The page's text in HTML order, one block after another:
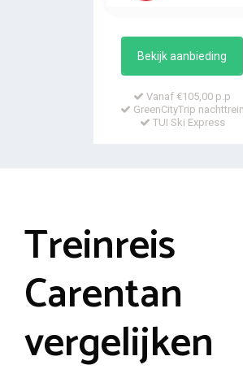
Bekijk aanbieding
Vanaf €105,00 p.p
GreenCityTrip nachttrein
TUI Ski Express
Treinreis
Carentan
vergelijken